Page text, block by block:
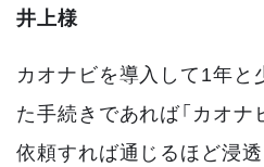
井上様
カオナビを導入して1年と
た手続きであれば「カオナ
依頼すれば通じるほど浸透